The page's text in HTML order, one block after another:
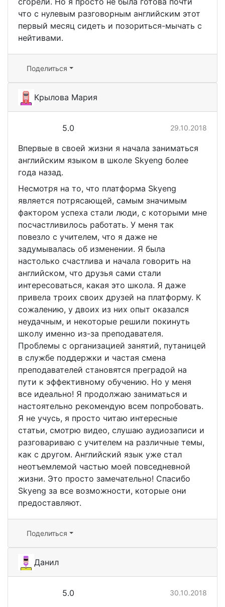
что с нулевым разговорным английским этот
первый месяц сидеть и позориться-мычать с
нейтивами.
Поделиться
Крылова Мария
5.0 29.10.2018
Впервые в своей жизни я начала заниматься
английским языком в школе Skyeng более
года назад.
Несмотря на то, что платформа Skyeng
является потрясающей, самым значимым
фактором успеха стали люди, с которыми мне
посчастливилось работать. У меня так
повезло с учителем, что я даже не
задумывалась об изменении. Я была
настолько счастлива и начала говорить на
английском, что друзья сами стали
интересоваться, какая это школа. Я даже
привела троих своих друзей на платформу. К
сожалению, у двоих из них опыт оказался
неудачным, и некоторые решили покинуть
школу именно из-за преподавателя.
Проблемы с организацией занятий, путаницей
в службе поддержки и частая смена
преподавателей становятся преградой на
пути к эффективному обучению. Но у меня
все идеально! Я продолжаю заниматься и
настоятельно рекомендую всем попробовать.
Я не учусь, я просто читаю интересные
статьи, смотрю видео, слушаю аудиозаписи и
разговариваю с учителем на различные темы,
как с другом. Английский язык уже стал
неотъемлемой частью моей повседневной
жизни. Это просто замечательно! Спасибо
Skyeng за все возможности, которые они
предоставляют.
Поделиться
Данил
5.0 30.10.2018